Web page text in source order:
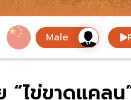
“ไข่ขาดแคล